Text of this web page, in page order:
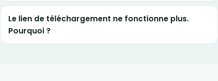
Le lien de téléchargement ne fonctionne plus.
Pourquoi ?